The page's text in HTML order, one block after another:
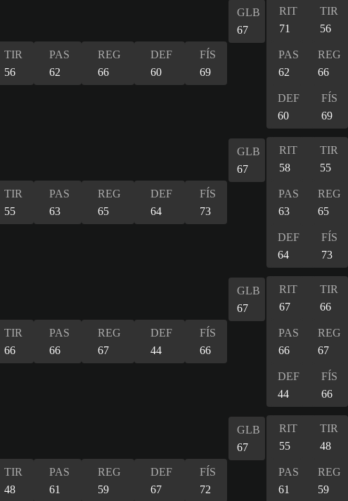
TIR
56
PAS
62
REG
66
DEF
60
FÍS
69
GLB
67
RIT
71
TIR
56
PAS
62
REG
66
DEF
60
FÍS
69
TIR
55
PAS
63
REG
65
DEF
64
FÍS
73
GLB
67
RIT
58
TIR
55
PAS
63
REG
65
DEF
64
FÍS
73
TIR
66
PAS
66
REG
67
DEF
44
FÍS
66
GLB
67
RIT
67
TIR
66
PAS
66
REG
67
DEF
44
FÍS
66
TIR
48
PAS
61
REG
59
DEF
67
FÍS
72
GLB
67
RIT
55
TIR
48
PAS
61
REG
59